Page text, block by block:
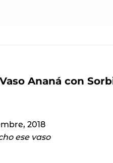
Vaso Ananá con
2018
ese vaso